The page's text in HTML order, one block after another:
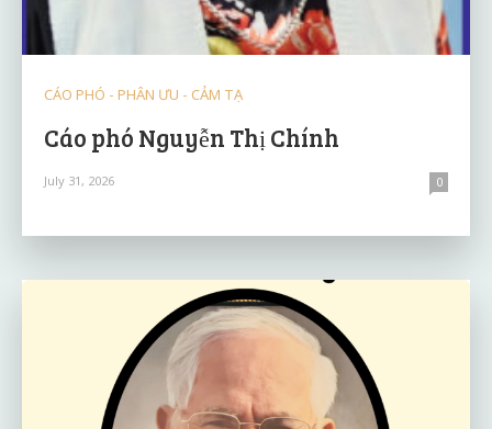
CÁO PHÓ - PHÂN ƯU - CẢM TẠ
Cáo phó Nguyễn Thị Chính
July 31, 2026 0